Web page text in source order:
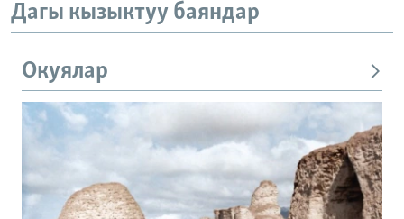
Дагы кызыктуу баяндар
Окуялар